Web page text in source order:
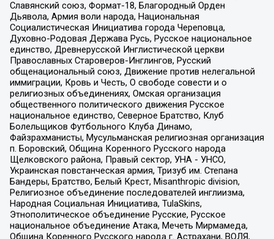
Славянский союз, Формат-18, Благородный Орден
Дьявола, Армия воли народа, Национальная
Социалистическая Инициатива города Череповца,
Духовно-Родовая Держава Русь, Русское национальное
единство, Древнерусской Инглистической церкви
Православных Староверов-Инглингов, Русский
общенациональный союз, Движение против нелегальной
иммиграции, Кровь и Честь, О свободе совести и о
религиозных объединениях, Омская организация
общественного политического движения Русское
национальное единство, Северное Братство, Клуб
Болельщиков Футбольного Клуба Динамо,
Файзрахманисты, Мусульманская религиозная организация
п. Боровский, Община Коренного Русского народа
Щелковского района, Правый сектор, УНА - УНСО,
Украинская повстанческая армия, Тризуб им. Степана
Бандеры, Братство, Белый Крест, Misanthropic division,
Религиозное объединение последователей инглиизма,
Народная Социальная Инициатива, TulaSkins,
Этнополитическое объединение Русские, Русское
национальное объединение Атака, Мечеть Мирмамеда,
Община Коренного Русского народа г. Астрахани, ВОЛЯ,